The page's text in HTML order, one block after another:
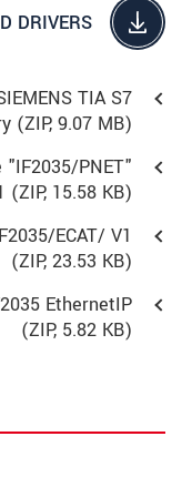
DRIVERS
TIA S7
(ZIP, 9.07 MB)
"IF2035/PNET"
(ZIP, 15.58 KB)
ECAT/ V1
(ZIP, 23.53 KB)
EthernetIP
(ZIP, 5.82 KB)